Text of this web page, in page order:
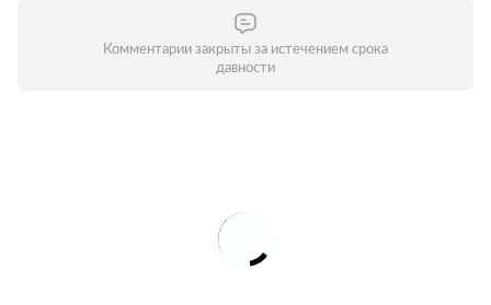
Комментарии закрыты за истечением срока
давности